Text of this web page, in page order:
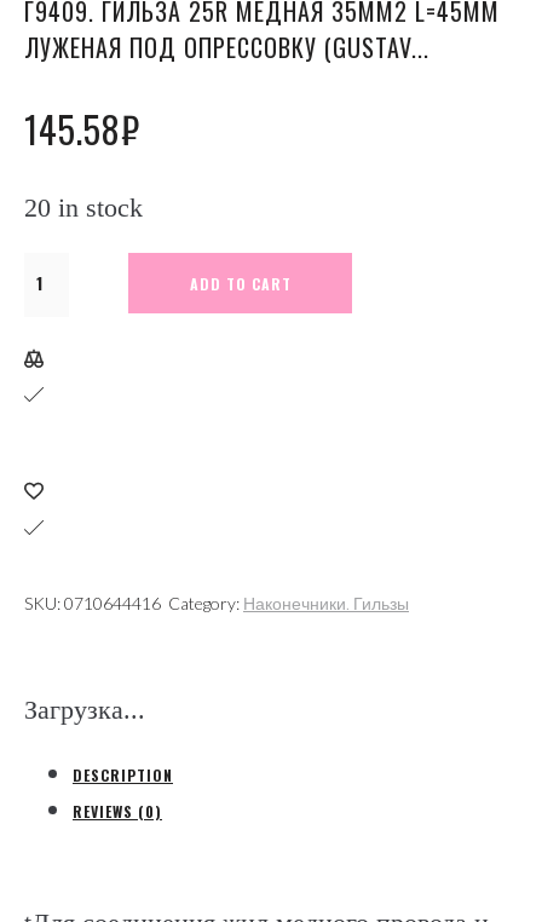
Г9409. ГИЛЬЗА 25R МЕДНАЯ 35ММ2 L=45ММ
ЛУЖЕНАЯ ПОД ОПРЕССОВКУ (GUSTAV...
145.58₽
20 in stock
Г9409.
25R
луженая
под
(Gustav
quantity
ADD TO CART
SKU:0710644416 Category: Наконечники. Гильзы
Загрузка...
DESCRIPTION
REVIEWS (0)